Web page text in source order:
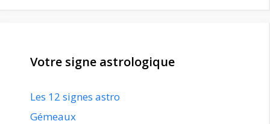
Votre signe astrologique
Les 12 signes astro
Gémeaux